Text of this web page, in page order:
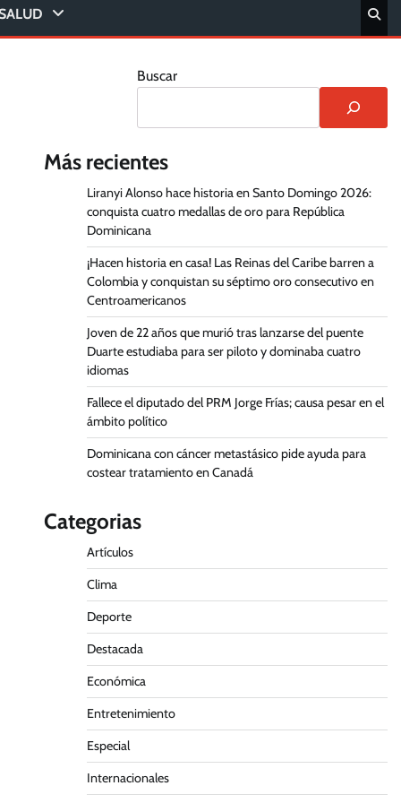
Buscar
Más recientes
Liranyi Alonso hace historia en Santo Domingo 2026:
conquista cuatro medallas de oro para República
Dominicana
¡Hacen historia en casa! Las Reinas del Caribe barren a
Colombia y conquistan su séptimo oro consecutivo en
Centroamericanos
Joven de 22 años que murió tras lanzarse del puente
Duarte estudiaba para ser piloto y dominaba cuatro
idiomas
Fallece el diputado del PRM Jorge Frías; causa pesar en el
ámbito político
Dominicana con cáncer metastásico pide ayuda para
costear tratamiento en Canadá
Categorias
Artículos
Clima
Deporte
Destacada
Económica
Entretenimiento
Especial
Internacionales